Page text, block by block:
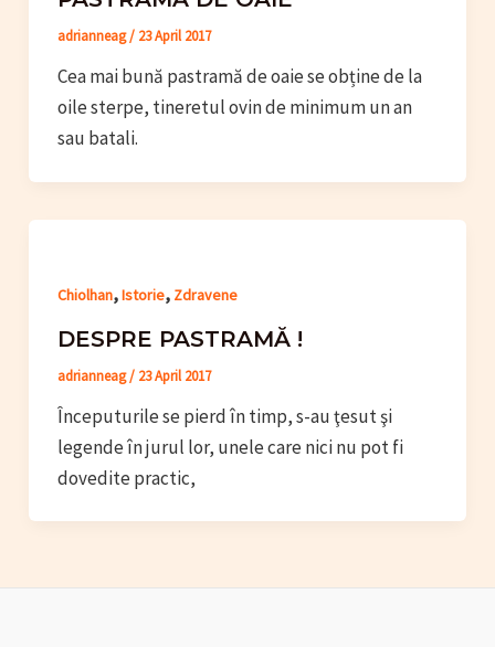
adrianneag/ 23 April 2017
Cea mai bună pastramă de oaie se obține de la
oile sterpe, tineretul ovin de minimum un an
sau batali.
Chiolhan,Istorie, Zdravene
DESPRE PASTRAMĂ !
adrianneag/ 23 April 2017
Începuturile se pierd în timp, s-au ţesut şi
legende în jurul lor, unele care nici nu pot fi
dovedite practic,